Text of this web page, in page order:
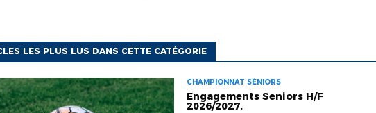
LES PLUS LUS DANS CETTE CATÉGORIE
CHAMPIONNAT SÉNIORS
Engagements Seniors H/F
2026/2027.